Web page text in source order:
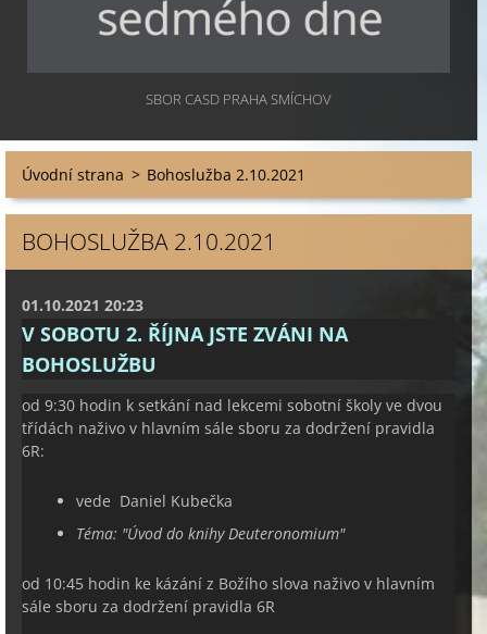
SBOR CASD PRAHA SMÍCHOV
Úvodní strana > Bohoslužba 2.10.2021
BOHOSLUŽBA 2.10.2021
01.10.2021 20:23
V SOBOTU 2. ŘÍJNA JSTE ZVÁNI NA
BOHOSLUŽBU
od 9:30 hodin k setkání nad lekcemi sobotní školy ve dvou
třídách naživo v hlavním sále sboru za dodržení pravidla
6R:
vede Daniel Kubečka
Téma: "Úvod do knihy Deuteronomium"
od 10:45 hodin ke kázání z Božího slova naživo v hlavním
sále sboru za dodržení pravidla 6R